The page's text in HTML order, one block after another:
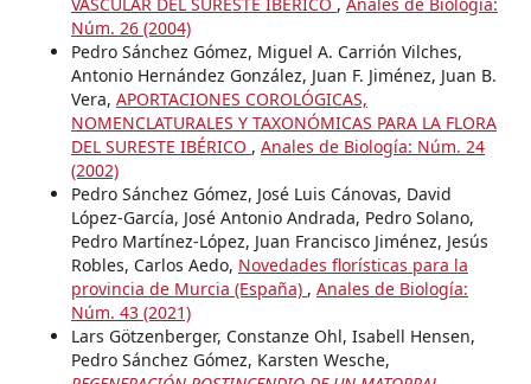
Núm. 26 (2004)
Pedro Sánchez Gómez, Miguel A. Carrión Vilches,
Antonio Hernández González, Juan F. Jiménez, Juan B.
Vera, APORTACIONES COROLÓGICAS,
NOMENCLATURALES Y TAXONÓMICAS PARA LA FLORA
DEL SURESTE IBÉRICO , Anales de Biología: Núm. 24
(2002)
Pedro Sánchez Gómez, José Luis Cánovas, David
López-García, José Antonio Andrada, Pedro Solano,
Pedro Martínez-López, Juan Francisco Jiménez, Jesús
Robles, Carlos Aedo, Novedades florísticas para la
provincia de Murcia (España) , Anales de Biología:
Núm. 43 (2021)
Lars Götzenberger, Constanze Ohl, Isabell Hensen,
Pedro Sánchez Gómez, Karsten Wesche,